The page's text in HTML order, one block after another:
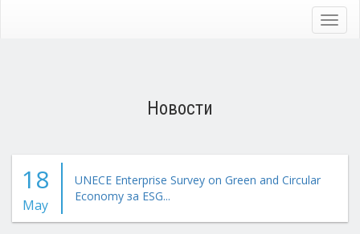
Новости
18
May
UNECE Enterprise Survey on Green and Circular
Economy за ESG...